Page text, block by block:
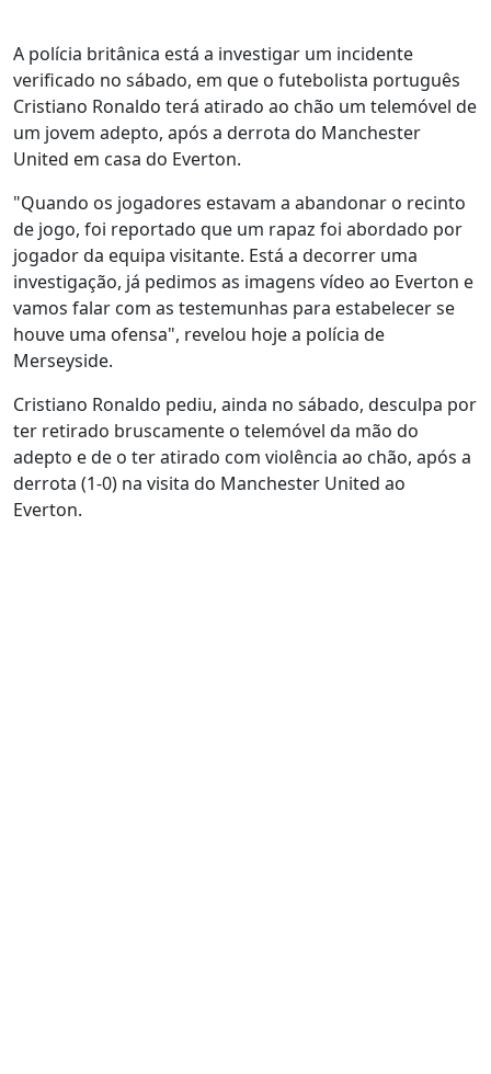
A polícia britânica está a investigar um incidente
verificado no sábado, em que o futebolista português
Cristiano Ronaldo terá atirado ao chão um telemóvel de
um jovem adepto, após a derrota do Manchester
United em casa do Everton.
"Quando os jogadores estavam a abandonar o recinto
de jogo, foi reportado que um rapaz foi abordado por
jogador da equipa visitante. Está a decorrer uma
investigação, já pedimos as imagens vídeo ao Everton e
vamos falar com as testemunhas para estabelecer se
houve uma ofensa", revelou hoje a polícia de
Merseyside.
Cristiano Ronaldo pediu, ainda no sábado, desculpa por
ter retirado bruscamente o telemóvel da mão do
adepto e de o ter atirado com violência ao chão, após a
derrota (1-0) na visita do Manchester United ao
Everton.